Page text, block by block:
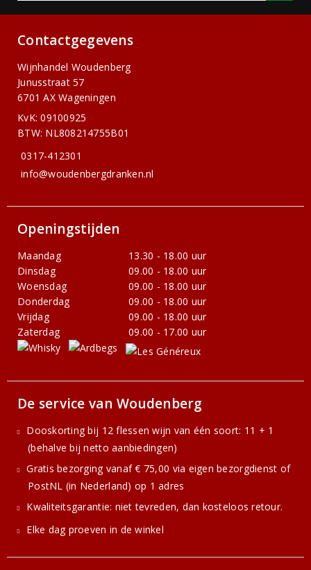
Contactgegevens
Wijnhandel Woudenberg
Junusstraat 57
6701 AX Wageningen
KvK: 09100925
BTW: NL808214755B01
0317-412301
info@woudenbergdranken.nl
Openingstijden
Maandag
13.30 - 18.00 uur
Dinsdag
09.00 - 18.00 uur
Woensdag
09.00 - 18.00 uur
Donderdag
09.00 - 18.00 uur
Vrijdag
09.00 - 18.00 uur
Zaterdag
09.00 - 17.00 uur
De service van Woudenberg
Dooskorting bij 12 flessen wijn van één soort: 11 + 1
(behalve bij netto aanbiedingen)
Gratis bezorging vanaf € 75,00 via eigen bezorgdienst of
PostNL (in Nederland) op 1 adres
Kwaliteitsgarantie: niet tevreden, dan kosteloos retour.
Elke dag proeven in de winkel